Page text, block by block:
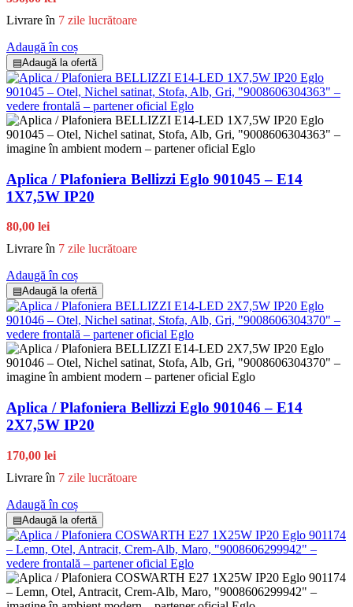
Livrare în 7 zile lucrătoare
Adaugă în coș
▤Adaugă la ofertă
Aplica / Plafoniera Bellizzi Eglo 901045 – E14
1X7,5W IP20
80,00 lei
Livrare în 7 zile lucrătoare
Adaugă în coș
▤Adaugă la ofertă
Aplica / Plafoniera Bellizzi Eglo 901046 – E14
2X7,5W IP20
170,00 lei
Livrare în 7 zile lucrătoare
Adaugă în coș
▤Adaugă la ofertă